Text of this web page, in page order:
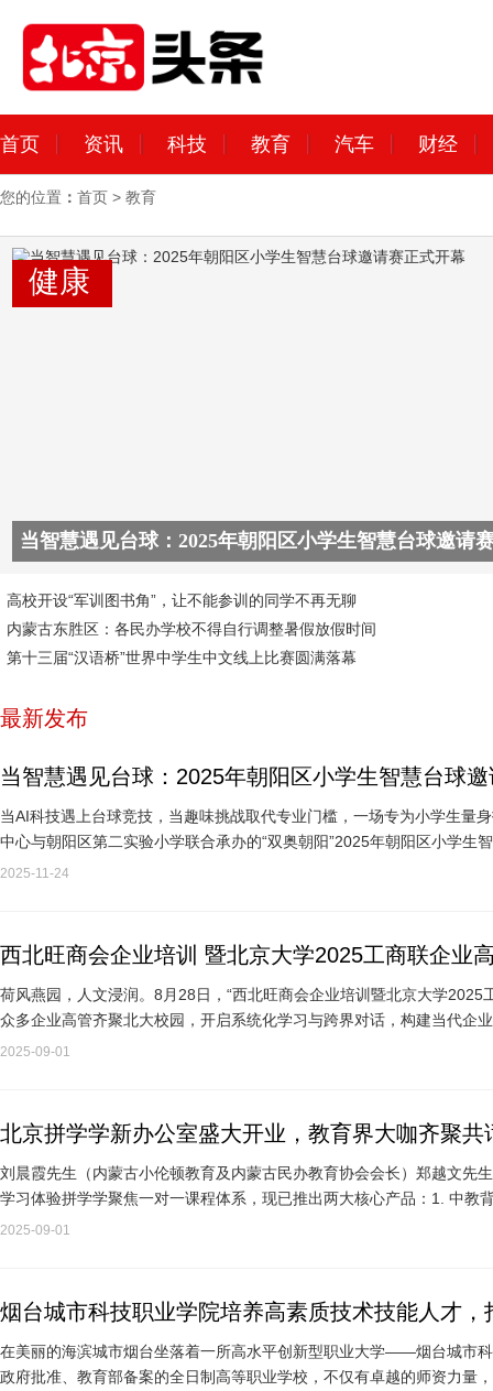
首页 资讯 科技 教育 汽车 财经
您的位置 ： 首页 > 教育
当智慧遇见台球：2025年朝阳区小学生智慧台球邀请
健康
高校开设“军训图书角”，让不能参训的同学不再无聊
内蒙古东胜区：各民办学校不得自行调整暑假放假时间
第十三届“汉语桥”世界中学生中文线上比赛圆满落幕
最新发布
当智慧遇见台球：2025年朝阳区小学生智慧台球
当AI科技遇上台球竞技，当趣味挑战取代专业门槛，一场专为小学生量
中心与朝阳区第二实验小学联合承办的“双奥朝阳”2025年朝阳区小学
校区高部开赛。这…
2025-11-24
西北旺商会企业培训 暨北京大学2025工商联企业
荷风燕园，人文浸润。8月28日，“西北旺商会企业培训暨北京大学
众多企业高管齐聚北大校园，开启系统化学习与跨界对话，构建当代企
化浪潮中实现高质…
2025-09-01
北京拼学学新办公室盛大开业，教育界大咖齐聚共
刘晨霞先生（内蒙古小伦顿教育及内蒙古民办教育协会会长）郑越文先
学习体验拼学学聚焦一对一课程体系，现已推出两大核心产品：1. 中教
法与个性化教学，助…
2025-09-01
烟台城市科技职业学院培养高素质技术技能人才，
在美丽的海滨城市烟台坐落着一所高水平创新型职业大学——烟台城市
政府批准、教育部备案的全日制高等职业学校，不仅有卓越的师资力量